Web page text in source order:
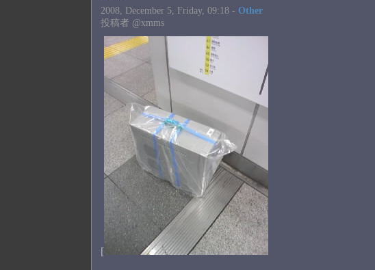
2008, December 5, Friday, 09:18 -Other
投稿者 @xmms
[